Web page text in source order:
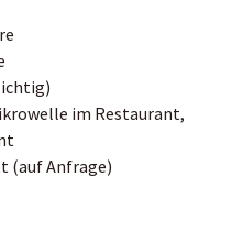
im Restaurant,
(auf Anfrage)